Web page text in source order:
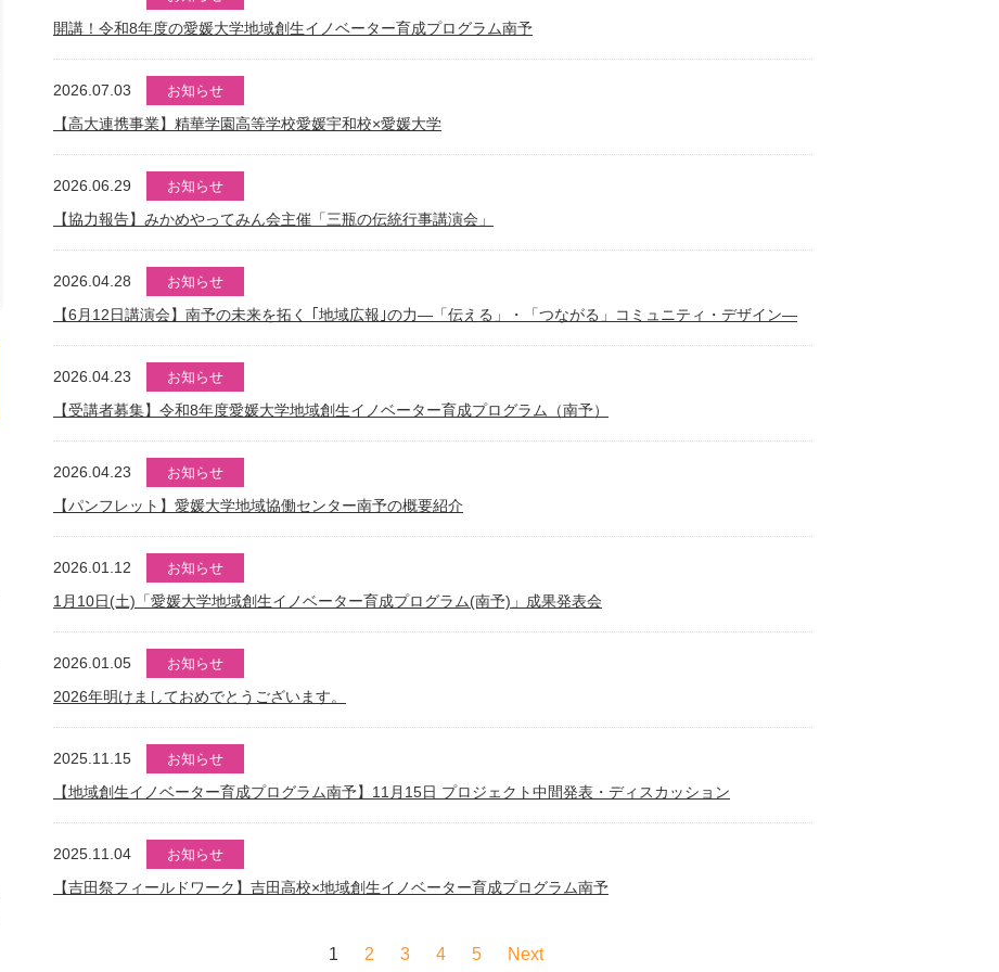
開講！令和8年度の愛媛大学地域創生イノベーター育成プログラム南予
2026.07.03 お知らせ
【高大連携事業】精華学園高等学校愛媛宇和校×愛媛大学
2026.06.29 お知らせ
【協力報告】みかめやってみん会主催「三瓶の伝統行事講演会」
2026.04.28 お知らせ
【6月12日講演会】南予の未来を拓く ｢地域広報｣の力―「伝える」・「つながる」コミュニティ・デザイン―
2026.04.23 お知らせ
【受講者募集】令和8年度愛媛大学地域創生イノベーター育成プログラム（南予）
2026.04.23 お知らせ
【パンフレット】愛媛大学地域協働センター南予の概要紹介
2026.01.12 お知らせ
1月10日(土)「愛媛大学地域創生イノベーター育成プログラム(南予)」成果発表会
2026.01.05 お知らせ
2026年明けましておめでとうございます。
2025.11.15 お知らせ
【地域創生イノベーター育成プログラム南予】11月15日 プロジェクト中間発表・ディスカッション
2025.11.04 お知らせ
【吉田祭フィールドワーク】吉田高校×地域創生イノベーター育成プログラム南予
1 2 3 4 5 Next